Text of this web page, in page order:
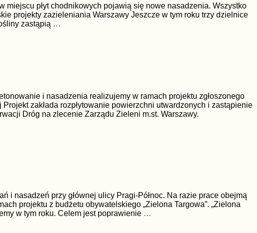
miejscu płyt chodnikowych pojawią się nowe nasadzenia. Wszystko
projekty zazieleniania Warszawy Jeszcze w tym roku trzy dzielnice
zastąpią …
i nasadzenia realizujemy w ramach projektu zgłoszonego
zakłada rozpłytowanie powierzchni utwardzonych i zastąpienie
Dróg na zlecenie Zarządu Zieleni m.st. Warszawy.
i nasadzeń przy głównej ulicy Pragi-Północ. Na razie prace obejmą
projektu z budżetu obywatelskiego „Zielona Targowa”. „Zielona
w tym roku. Celem jest poprawienie …